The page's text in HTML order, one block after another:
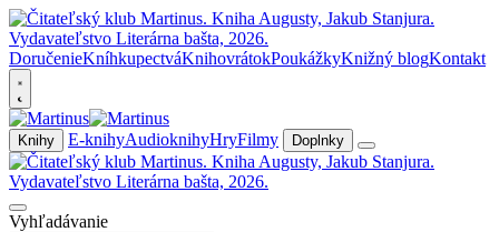
DoručenieKníhkupectváKnihovrátokPoukážkyKnižný blogKontakt
Knihy E-knihyAudioknihyHryFilmy Doplnky
Vyhľadávanie